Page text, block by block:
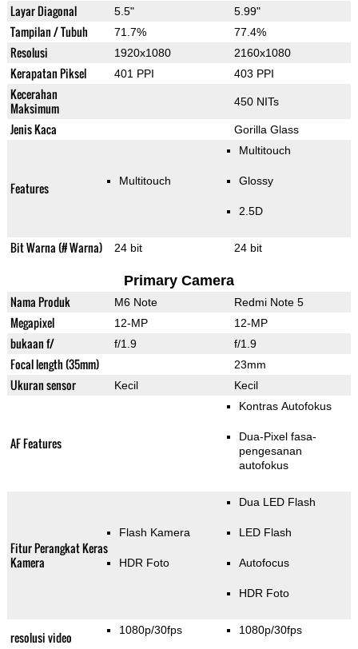
Layar Diagonal 5.5" 5.99"
Tampilan / Tubuh 71.7% 77.4%
Resolusi 1920x1080 2160x1080
Kerapatan Piksel 401 PPI 403 PPI
Kecerahan
Maksimum
450 NITs
Jenis Kaca Gorilla Glass
Features Multitouch
Multitouch
Glossy
2.5D
Bit Warna (# Warna) 24 bit 24 bit
Primary Camera
Nama Produk M6 Note Redmi Note 5
Megapixel 12-MP 12-MP
bukaan f/ f/1.9 f/1.9
Focal length (35mm) 23mm
Ukuran sensor Kecil Kecil
AF Features
Kontras Autofokus
Dua-Pixel fasa-
pengesanan
autofokus
Fitur Perangkat Keras
Kamera
Flash Kamera
HDR Foto
Dua LED Flash
LED Flash
Autofocus
HDR Foto
resolusi video 1080p/30fps 1080p/30fps